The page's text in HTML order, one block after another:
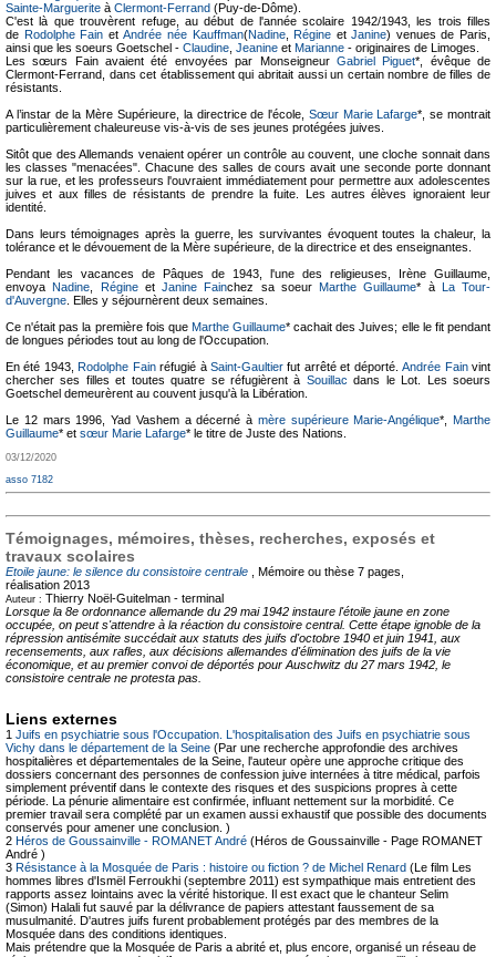
Sainte-Marguerite à Clermont-Ferrand (Puy-de-Dôme).
C'est là que trouvèrent refuge, au début de l'année scolaire 1942/1943, les trois filles
de Rodolphe Fain etAndrée née Kauffman(Nadine,Régine etJanine) venues de Paris,
ainsi que les soeurs Goetschel - Claudine Jeanine et Marianne - originaires de Limoges.
Les sœurs Fain avaient été envoyées par Monseigneur Gabriel Piguet*, évêque de
Clermont-Ferrand, dans cet établissement qui abritait aussi un certain nombre de filles de
résistants.
A l’instar de la Mère Supérieure, la directrice de l'école, Sœur Marie Lafarge*, se montrait
particulièrement chaleureuse vis-à-vis de ses jeunes protégées juives.
Sitôt que des Allemands venaient opérer un contrôle au couvent, une cloche sonnait dans
les classes "menacées". Chacune des salles de cours avait une seconde porte donnant
sur la rue, et les professeurs l'ouvraient immédiatement pour permettre aux adolescentes
juives et aux filles de résistants de prendre la fuite. Les autres élèves ignoraient leur
identité.
Dans leurs témoignages après la guerre, les survivantes évoquent toutes la chaleur, la
tolérance et le dévouement de la Mère supérieure, de la directrice et des enseignantes.
Pendant les vacances de Pâques de 1943, l'une des religieuses, Irène Guillaume,
envoyaNadine Régineet Janine Fainchez sa soeur Marthe Guillaume* à La Tour-
d'Auvergne . Elles y séjournèrent deux semaines.
Ce n'était pas la première fois que Marthe Guillaume* cachait des Juives; elle le fit pendant
de longues périodes tout au long de l'Occupation.
En été 1943,Rodolphe Fainréfugié àSaint-Gaultier fut arrêté et déporté.Andrée Fainvint
chercher ses filles et toutes quatre se réfugièrent à Souillac dans le Lot. Les soeurs
Goetschel demeurèrent au couvent jusqu'à la Libération.
Le 12 mars 1996, Yad Vashem a décerné à mère supérieure Marie-Angélique*, Marthe
Guillaume* et sœur Marie Lafarge* le titre de Juste des Nations.
03/12/2020
asso 7182
Témoignages, mémoires, thèses, recherches, exposés et
travaux scolaires
Etoile jaune: le silence du consistoire centrale , Mémoire ou thèse 7 pages,
réalisation 2013
Auteur : Thierry Noël-Guitelman - terminal
Lorsque la 8e ordonnance allemande du 29 mai 1942 instaure l'étoile jaune en zone
occupée, on peut s'attendre à la réaction du consistoire central. Cette étape ignoble de la
répression antisémite succédait aux statuts des juifs d'octobre 1940 et juin 1941, aux
recensements, aux rafles, aux décisions allemandes d'élimination des juifs de la vie
économique, et au premier convoi de déportés pour Auschwitz du 27 mars 1942, le
consistoire centrale ne protesta pas.
Liens externes
1 Juifs en psychiatrie sous l'Occupation. L'hospitalisation des Juifs en psychiatrie sous
Vichy dans le département de la Seine (Par une recherche approfondie des archives
hospitalières et départementales de la Seine, l'auteur opère une approche critique des
dossiers concernant des personnes de confession juive internées à titre médical, parfois
simplement préventif dans le contexte des risques et des suspicions propres à cette
période. La pénurie alimentaire est confirmée, influant nettement sur la morbidité. Ce
premier travail sera complété par un examen aussi exhaustif que possible des documents
conservés pour amener une conclusion. )
2 Héros de Goussainville - ROMANET André (Héros de Goussainville - Page ROMANET
André )
3 Résistance à la Mosquée de Paris : histoire ou fiction ? de Michel Renard (Le film Les
hommes libres d'Ismël Ferroukhi (septembre 2011) est sympathique mais entretient des
rapports assez lointains avec la vérité historique. Il est exact que le chanteur Selim
(Simon) Halali fut sauvé par la délivrance de papiers attestant faussement de sa
musulmanité. D'autres juifs furent probablement protégés par des membres de la
Mosquée dans des conditions identiques.
Mais prétendre que la Mosquée de Paris a abrité et, plus encore, organisé un réseau de